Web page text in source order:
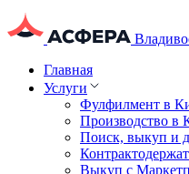
Главная
Услуги
Фулфилмент в
Производство в
Поиск, выкуп и
Выкуп с